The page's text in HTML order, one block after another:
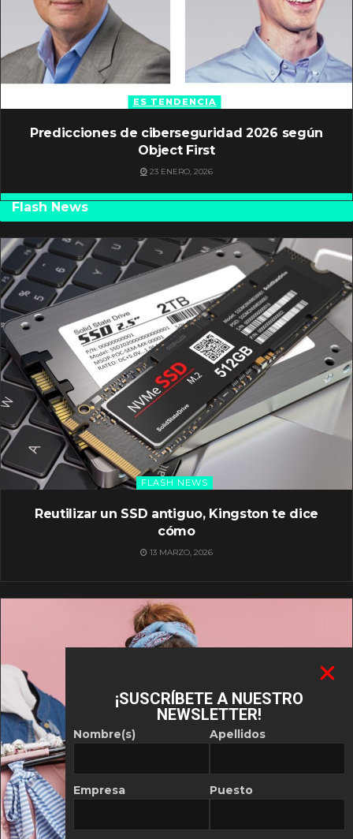
ES TENDENCIA
Predicciones de ciberseguridad 2026 según
Object First
23 ENERO, 2026
Flash News
FLASH NEWS
Reutilizar un SSD antiguo, Kingston te dice
cómo
13 MARZO, 2026
¡SUSCRÍBETE A NUESTRO
NEWSLETTER!
Nombre(s)
Empresa
Apellidos
Puesto